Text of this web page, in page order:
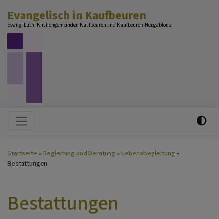
zum
Inhalt
Evangelisch in Kaufbeuren
Evang.-Luth. Kirchengemeinden Kaufbeuren und Kaufbeuren-Neugablonz
Hauptnavigation
Startseite Begleitung und Beratung
Lebensbegleitung
Bestattungen
Bestattungen